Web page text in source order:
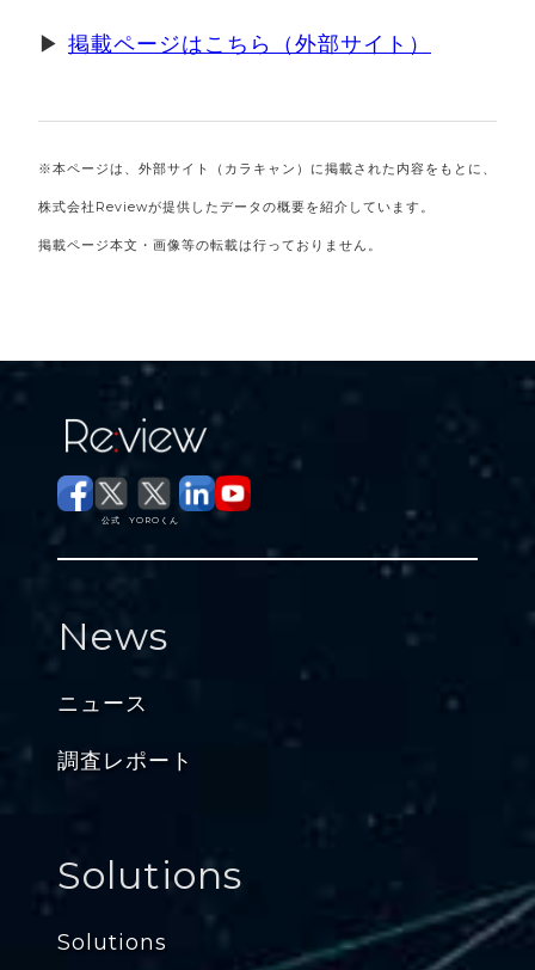
▶ 掲載ページはこちら（外部サイト）
※本ページは、外部サイト（カラキャン）に掲載された内容をもとに、
株式会社Reviewが提供したデータの概要を紹介しています。
掲載ページ本文・画像等の転載は行っておりません。
公式 YOROくん
News
ニュース
調査レポート
Solutions
Solutions